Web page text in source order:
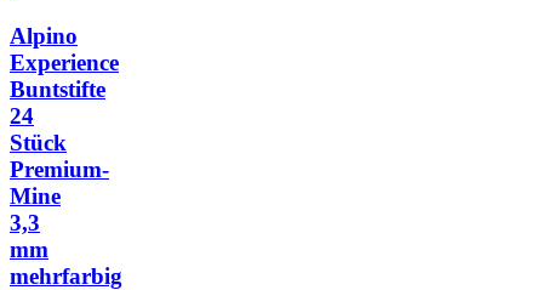
Alpino
Experience
Buntstifte
24
Stück
Premium-
Mine
3,3
mm
mehrfarbig